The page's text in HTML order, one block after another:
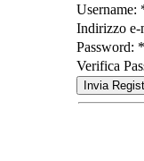
Username:
Indirizzo
Password: *
Verifica